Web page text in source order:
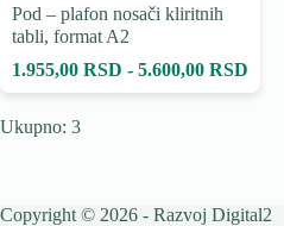
Pod – plafon nosači kliritnih
tabli, format A2
1.955,00 RSD - 5.600,00 RSD
Ukupno: 3
Copyright © 2026 - Razvoj Digital2